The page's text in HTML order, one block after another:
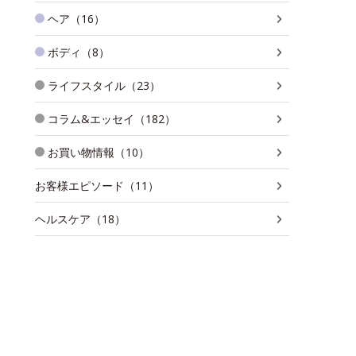
ヘア（16）
ボディ（8）
ライフスタイル（23）
コラム&エッセイ（182）
お買い物情報（10）
お客様エピソード（11）
ヘルスケア（18）